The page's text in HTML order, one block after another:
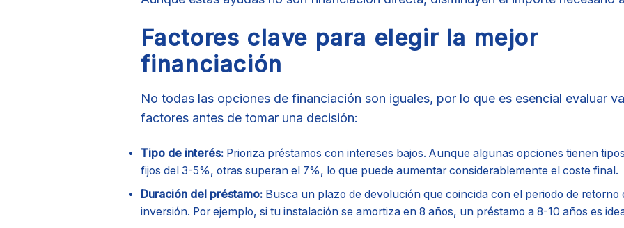
Factores clave para elegir la mejor
financiación
No todas las opciones de financiación son iguales, por lo que es esencial evaluar
factores antes de tomar una decisión:
Tipo de interés:Prioriza préstamos con intereses bajos. Aunque algunas opciones tienen
fijos del 3-5%, otras superan el 7%, lo que puede aumentar considerablemente el coste final.
Duración del préstamo:Busca un plazo de devolución que coincida con el periodo de retorno
inversión. Por ejemplo, si tu instalación se amortiza en 8 años, un préstamo a 8-10 años es